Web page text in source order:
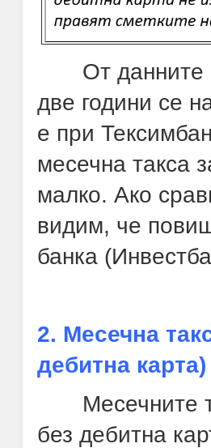
От данните
две години се
е при
месечна такса
малко. Ако
видим, че
банка
2. Месечна
дебитна карта)
Месечните
без дебитна